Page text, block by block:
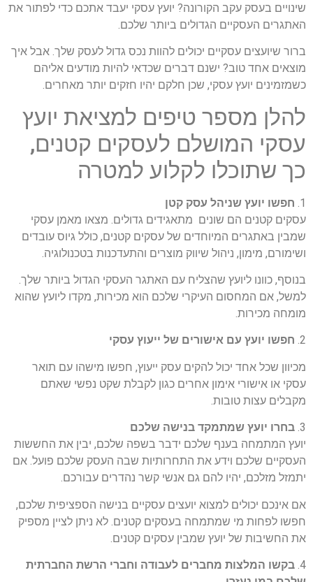
שינויים בעסק עקב הקורונה? יועץ עסקי יעבד אתכם כדי לפתור את
האתגרים העסקיים הגדולים ביותר שלכם.
ברור שיועצים עסקיים יכולים להוות נכס גדול לעסק שלך. אבל איך
מוצאים אחד טוב? ישנם דברים שכדאי להיות מודעים אליהם
כשמזמינים יועץ עסקי, שכן חלקם יהיו חזקים יותר מאחרים.
להלן מספר טיפים למציאת יועץ
עסקי המושלם לעסקים קטנים,
כך שתוכלו לקלוע למטרה
1. חפשו יועץ שניהל עסק קטן
עסקים קטנים הם שונים מתאגידים גדולים. מצאו מאמן עסקי
שמבין באתגרים המיוחדים של עסקים קטנים, כולל גיוס עובדים
ושימורם, מימון, ניהול שיווק מוצרים והתעדכנות בטכנולוגיה.
בנוסף, כוונו ליועץ שהצליח עם האתגר העסקי הגדול ביותר שלך.
למשל, אם המחסום העיקרי שלכם הוא מכירות, מקדו ליועץ שהוא
מומחה מכירות.
2. חפשו יועץ עם אישורים של ייעוץ עסקי
מכיוון שכל אחד יכול להקים עסק ייעוץ, חפשו מישהו עם תואר
עסקי או אישורי אימון אחרים כגון לקבלת שקט נפשי שאתם
מקבלים עצות טובות.
3. בחרו יועץ שמתמקד בנישה שלכם
יועץ המתמחה בענף שלכם ידבר בשפה שלכם, יבין את החששות
העסקיים שלכם וידע את התחרותיות שבה העסק שלכם פועל. אם
יתמזל מזלכם, יהיו להם גם אנשי קשר נהדרים עבורכם.
אם אינכם יכולים למצוא יועצים עסקיים בנישה הספציפית שלכם,
חפשו לפחות מי שמתמחה בעסקים קטנים. לא ניתן לציין מספיק
את החשיבות של יועץ שמבין עסקים קטנים.
4. בקשו המלצות מחברים לעבודה וחברי הרשת החברתית